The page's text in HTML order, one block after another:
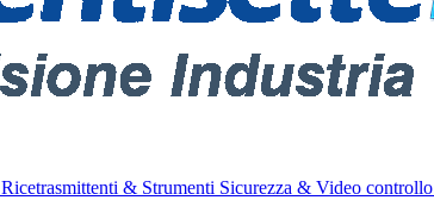
Ricetrasmittenti & Strumenti Sicurezza & Video controllo